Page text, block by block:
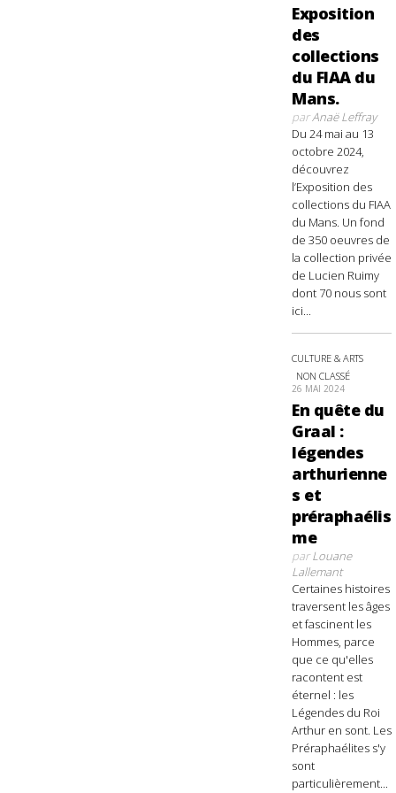
Exposition
des
collections
du FIAA du
Mans.
parAnaë Leffray
Du 24 mai au 13
octobre 2024,
découvrez
l’Exposition des
collections du FIAA
du Mans. Un fond
de 350 oeuvres de
la collection privée
de Lucien Ruimy
dont 70 nous sont
ici...
CULTURE & ARTS
NON CLASSÉ
26 MAI 2024
En quête du
Graal :
légendes
arthurienne
s et
préraphaélis
me
parLouane
Lallemant
Certaines histoires
traversent les âges
et fascinent les
Hommes, parce
que ce qu'elles
racontent est
éternel : les
Légendes du Roi
Arthur en sont. Les
Préraphaélites s'y
sont
particulièrement...